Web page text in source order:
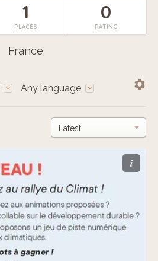
1
PLACES
0
RATING
France
Any language
i